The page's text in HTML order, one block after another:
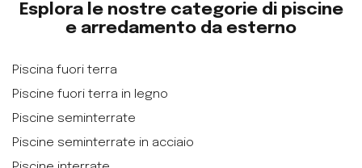
Esplora le nostre categorie di piscine
e arredamento da esterno
Piscina fuori terra
Piscine fuori terra in legno
Piscine seminterrate
Piscine seminterrate in acciaio